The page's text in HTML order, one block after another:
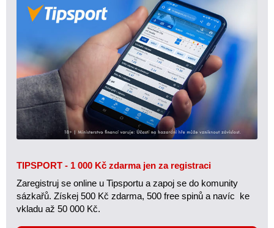
TIPSPORT - 1 000 Kč zdarma jen za registraci
Zaregistruj se online u Tipsportu a zapoj se do komunity
sázkařů. Získej 500 Kč zdarma, 500 free spinů a navíc ke
vkladu až 50 000 Kč.